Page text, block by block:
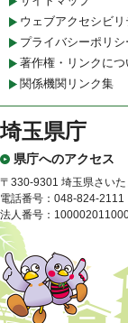
ウェブアクセシビリ
プライバシーポリ
著作権・リンクにつ
関係機関リンク集
埼玉県庁
県庁へのアクセス
〒330-9301 埼玉県さい
電話番号：048-824-2111
法人番号：